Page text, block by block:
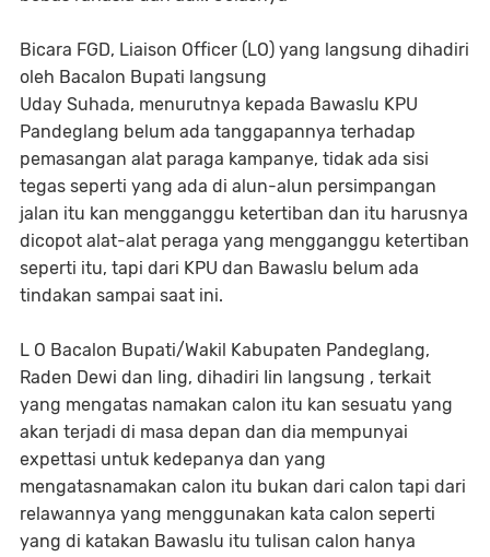
Bicara FGD, Liaison Officer (LO) yang langsung dihadiri
oleh Bacalon Bupati langsung
Uday Suhada, menurutnya kepada Bawaslu KPU
Pandeglang belum ada tanggapannya terhadap
pemasangan alat paraga kampanye, tidak ada sisi
tegas seperti yang ada di alun-alun persimpangan
jalan itu kan mengganggu ketertiban dan itu harusnya
dicopot alat-alat peraga yang mengganggu ketertiban
seperti itu, tapi dari KPU dan Bawaslu belum ada
tindakan sampai saat ini.
L O Bacalon Bupati/Wakil Kabupaten Pandeglang,
Raden Dewi dan Iing, dihadiri Iin langsung , terkait
yang mengatas namakan calon itu kan sesuatu yang
akan terjadi di masa depan dan dia mempunyai
expettasi untuk kedepanya dan yang
mengatasnamakan calon itu bukan dari calon tapi dari
relawannya yang menggunakan kata calon seperti
yang di katakan Bawaslu itu tulisan calon hanya